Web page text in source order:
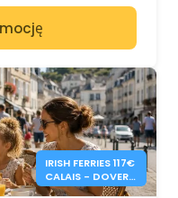
IRISH FERRIES 117€
CALAIS - DOVER 2
DNI W OBIE